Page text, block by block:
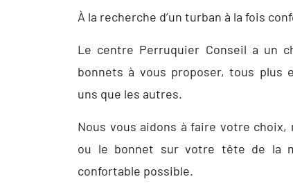
À la recherche d’un turban à la fois
Le centre Perruquier Conseil a un
bonnets à vous proposer, tous plus
uns que les autres.
Nous vous aidons à faire votre choix,
ou le bonnet sur votre tête de la
confortable possible.